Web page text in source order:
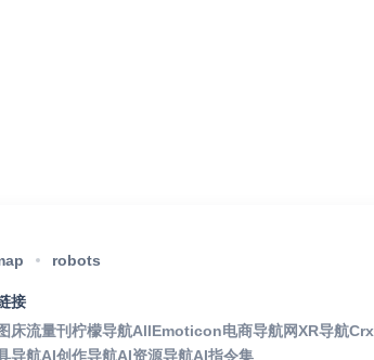
robots
接
床流量刊柠檬导航AllEmoticon电商导航网XR导航
导航AI创作导航AI资源导航AI指令集